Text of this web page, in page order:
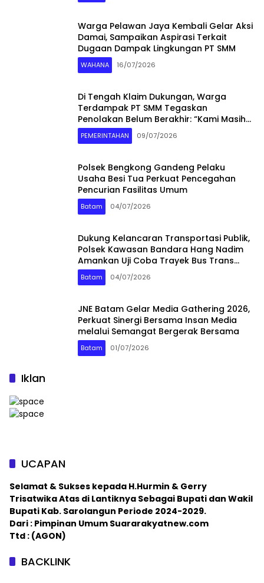
Warga Pelawan Jaya Kembali Gelar Aksi
Damai, Sampaikan Aspirasi Terkait
Dugaan Dampak Lingkungan PT SMM
WAHANA 16/07/2026
Di Tengah Klaim Dukungan, Warga
Terdampak PT SMM Tegaskan
Penolakan Belum Berakhir: “Kami Masih
Merasakan Dampaknya”
PEMERINTAHAN 09/07/2026
Polsek Bengkong Gandeng Pelaku
Usaha Besi Tua Perkuat Pencegahan
Pencurian Fasilitas Umum
Batam 04/07/2026
Dukung Kelancaran Transportasi Publik,
Polsek Kawasan Bandara Hang Nadim
Amankan Uji Coba Trayek Bus Trans
Batam
Batam 04/07/2026
JNE Batam Gelar Media Gathering 2026,
Perkuat Sinergi Bersama Insan Media
melalui Semangat Bergerak Bersama
Batam 01/07/2026
Iklan
UCAPAN
Selamat & Sukses kepada H.Hurmin & Gerry
Trisatwika Atas di Lantiknya Sebagai Bupati dan Wakil
Bupati Kab. Sarolangun Periode 2024-2029.
Dari : Pimpinan Umum Suararakyatnew.com
Ttd : (AGON)
BACKLINK